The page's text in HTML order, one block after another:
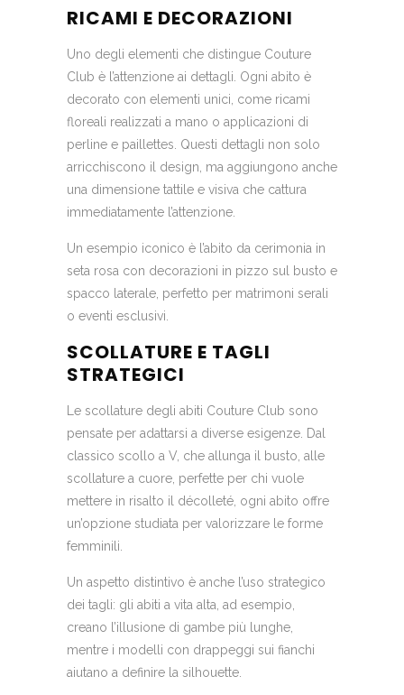
RICAMI E DECORAZIONI
Uno degli elementi che distingue Couture
Club è l’attenzione ai dettagli. Ogni abito è
decorato con elementi unici, come ricami
floreali realizzati a mano o applicazioni di
perline e paillettes. Questi dettagli non solo
arricchiscono il design, ma aggiungono anche
una dimensione tattile e visiva che cattura
immediatamente l’attenzione.
Un esempio iconico è l’abito da cerimonia in
seta rosa con decorazioni in pizzo sul busto e
spacco laterale, perfetto per matrimoni serali
o eventi esclusivi.
SCOLLATURE E TAGLI
STRATEGICI
Le scollature degli abiti Couture Club sono
pensate per adattarsi a diverse esigenze. Dal
classico scollo a V, che allunga il busto, alle
scollature a cuore, perfette per chi vuole
mettere in risalto il décolleté, ogni abito offre
un’opzione studiata per valorizzare le forme
femminili.
Un aspetto distintivo è anche l’uso strategico
dei tagli: gli abiti a vita alta, ad esempio,
creano l’illusione di gambe più lunghe,
mentre i modelli con drappeggi sui fianchi
aiutano a definire la silhouette.